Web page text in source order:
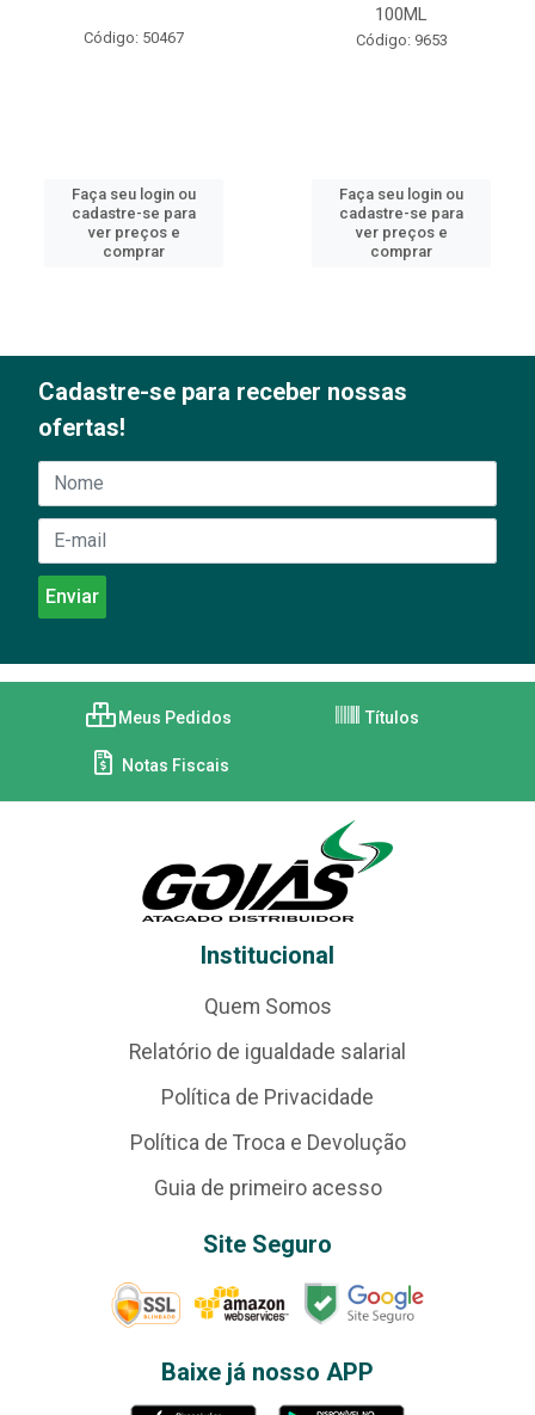
Código: 50467
Faça seu login ou
cadastre-se para
ver preços e
comprar
100ML
Código: 9653
Faça seu login ou
cadastre-se para
ver preços e
comprar
Cadastre-se para receber nossas
ofertas!
Meus Pedidos Títulos
Notas Fiscais
Institucional
Quem Somos
Relatório de igualdade salarial
Política de Privacidade
Política de Troca e Devolução
Guia de primeiro acesso
Site Seguro
Baixe já nosso APP